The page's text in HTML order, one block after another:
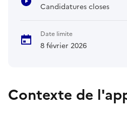
Candidatures closes
Date limite
8 février 2026
Contexte de